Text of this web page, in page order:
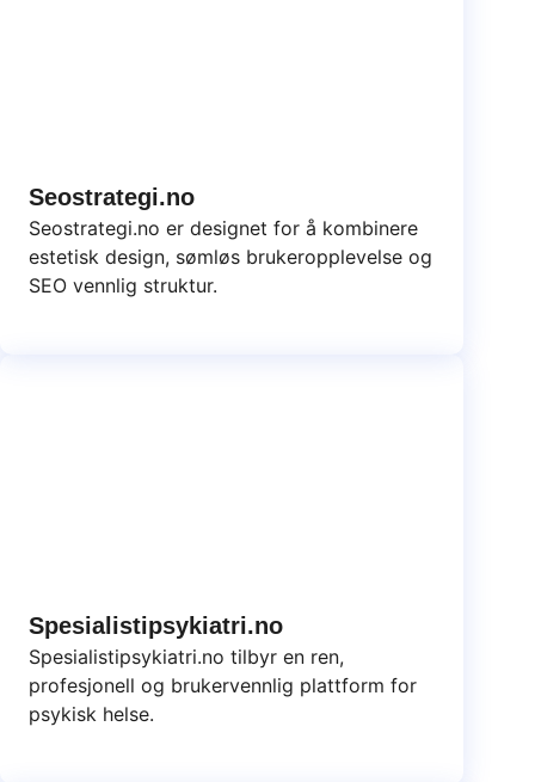
Seostrategi.no
Seostrategi.no er designet for å kombinere
estetisk design, sømløs brukeropplevelse og
SEO vennlig struktur.
Spesialistipsykiatri.no
Spesialistipsykiatri.no tilbyr en ren,
profesjonell og brukervennlig plattform for
psykisk helse.